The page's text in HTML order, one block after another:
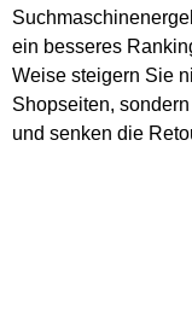
ein besseres
Weise steigern Sie
Shopseiten,
und senken die